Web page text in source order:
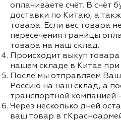
оплачиваете счёт. В счёт
доставки по Китаю, а
товара. Если вес товара
пересечения границы
товара на наш склад.
Происходит выкуп
нашем складе в Китае при
После мы отправляем
Россию на наш склад, а
транспортной компанией
Через несколько дней
ваш товар в